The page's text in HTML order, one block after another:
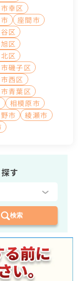
幸区
座間市
区
区
区
磯子区
西区
青葉区
相模原市
市
綾瀬市
す
検索